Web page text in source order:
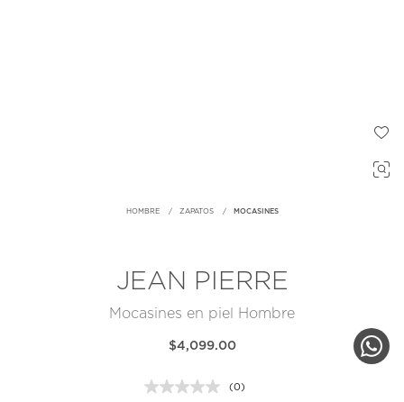
HOMBRE ZAPATOS MOCASINES
JEAN PIERRE
Mocasines en piel Hombre
$4,099.00
Sin
(0)